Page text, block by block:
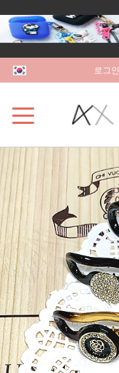
로그인